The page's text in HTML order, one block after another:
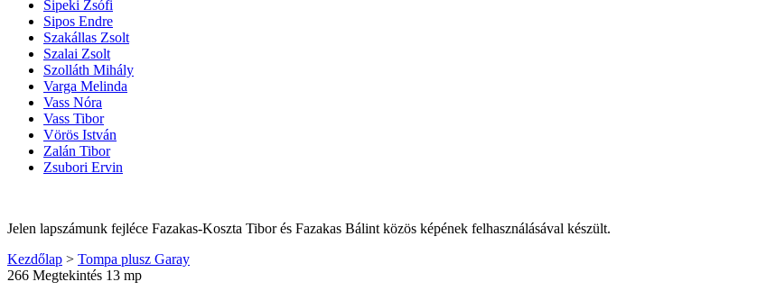
Sipeki Zsófi
Sipos Endre
Szakállas Zsolt
Szalai Zsolt
Szolláth Mihály
Varga Melinda
Vass Nóra
Vass Tibor
Vörös István
Zalán Tibor
Zsubori Ervin
Jelen lapszámunk fejléce Fazakas-Koszta Tibor és Fazakas Bálint közös képének felhasználásával készült.
Kezdőlap > Tompa plusz Garay
266 Megtekintés 13 mp